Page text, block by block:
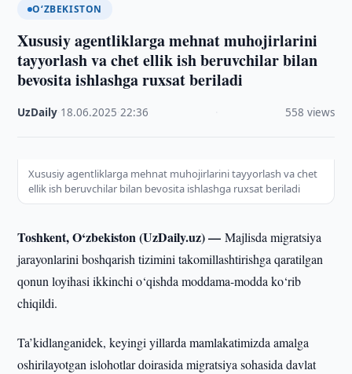
O‘ZBEKISTON
Xususiy agentliklarga mehnat muhojirlarini
tayyorlash va chet ellik ish beruvchilar bilan
bevosita ishlashga ruxsat beriladi
UzDaily 18.06.2025 ·22:36 558 views
Xususiy agentliklarga mehnat muhojirlarini tayyorlash va chet
ellik ish beruvchilar bilan bevosita ishlashga ruxsat beriladi
Toshkent, O‘zbekiston (UzDaily.uz) —Majlisda migratsiya
jarayonlarini boshqarish tizimini takomillashtirishga qaratilgan
qonun loyihasi ikkinchi o‘qishda moddama-modda ko‘rib
chiqildi.
Ta’kidlanganidek, keyingi yillarda mamlakatimizda amalga
oshirilayotgan islohotlar doirasida migratsiya sohasida davlat